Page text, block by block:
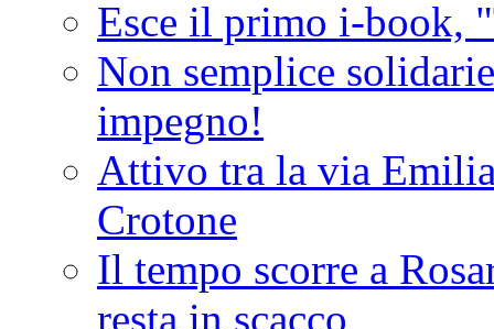
Esce il primo i-book,
Non semplice
impegno!
Attivo tra la via
Crotone
Il tempo scorre a
resta in scacco